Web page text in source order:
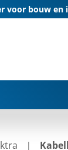
voor bouw en